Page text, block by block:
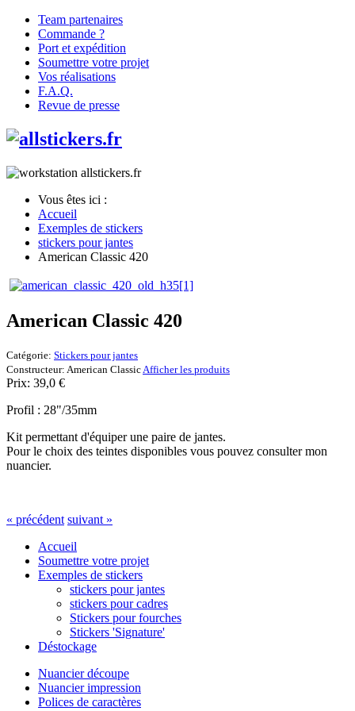
Team partenaires
Commande ?
Port et expédition
Soumettre votre projet
Vos réalisations
F.A.Q.
Revue de presse
Vous êtes ici :
Accueil
Exemples de stickers
stickers pour jantes
American Classic 420
American Classic 420
Catégorie: Stickers pour jantes
Constructeur: American Classic Afficher les produits
Prix: 39,0 €
Profil : 28"/35mm
Kit permettant d'équiper une paire de jantes.
Pour le choix des teintes disponibles vous pouvez consulter mon
nuancier.
« précédent suivant »
Accueil
Soumettre votre projet
Exemples de stickers
stickers pour jantes
stickers pour cadres
Stickers pour fourches
Stickers 'Signature'
Déstockage
Nuancier découpe
Nuancier impression
Polices de caractères